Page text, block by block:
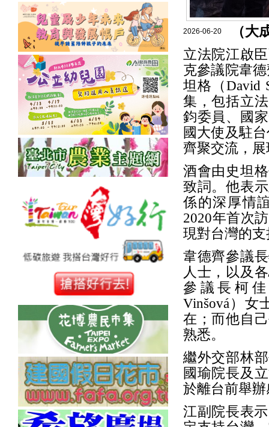
2026-06-20
（大
立法院江啟
克參議院韋
坦格（David
集，包括立
鈞委員、國
國大使及駐
齊聚交流，
酒會由史坦
致詞。他表
係的深厚情
2020年首次
現對台灣的
韋德齊參議
人士，以及
參議長柯佳
Vinšová）女
在；而他自
熟悉。
繼外交部林
國瑜院長及
於離台前舉
江副院長表